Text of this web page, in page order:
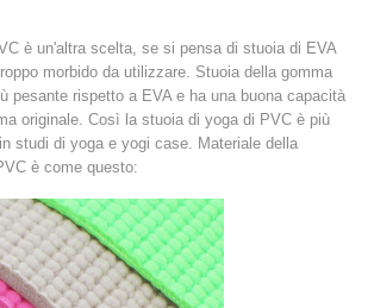
è un'altra scelta, se si pensa di stuoia di EVA
morbido da utilizzare. Stuoia della gomma
pesante rispetto a EVA e ha una buona capacità
originale. Così la stuoia di yoga di PVC è più
studi di yoga e yogi case. Materiale della
è come questo: